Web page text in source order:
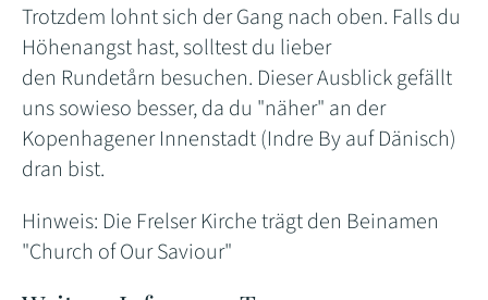
Trotzdem lohnt sich der Gang nach oben. Falls du
Höhenangst hast, solltest du lieber
den Rundetårn besuchen. Dieser Ausblick gefällt
uns sowieso besser, da du "näher" an der
Kopenhagener Innenstadt (Indre By auf Dänisch)
dran bist.
Hinweis: Die Frelser Kirche trägt den Beinamen
"Church of Our Saviour"